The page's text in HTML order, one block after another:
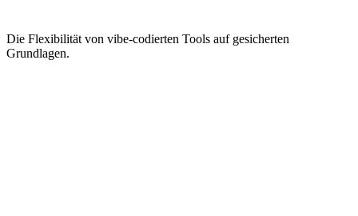
Die Flexibilität von vibe-codierten Tools auf gesicherten
Grundlagen.